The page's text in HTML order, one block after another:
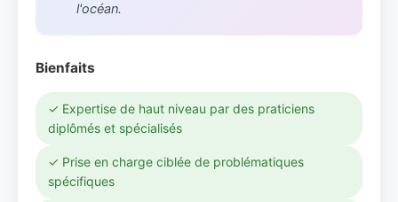
l'océan.
Bienfaits
✓ Expertise de haut niveau par des praticiens
diplômés et spécialisés
✓ Prise en charge ciblée de problématiques
spécifiques